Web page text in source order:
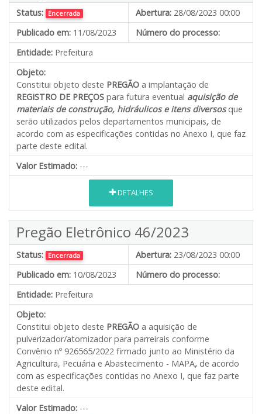
Status: Encerrada Abertura: 28/08/2023 00:00
Publicado em: 11/08/2023
Número do processo:
Entidade: Prefeitura
Objeto:
Constitui objeto deste PREGÃO a implantação de
REGISTRO DE PREÇOS para futura eventual aquisição de
materiais de construção, hidráulicos e itens diversosque
serão utilizados pelos departamentos municipais, de
acordo com as especificações contidas no Anexo I, que faz
parte deste edital.
Valor Estimado: ---
DETALHES
Pregão Eletrônico 46/2023
Status: Encerrada Abertura: 23/08/2023 00:00
Publicado em: 10/08/2023
Número do processo:
Entidade: Prefeitura
Objeto:
Constitui objeto deste PREGÃO a aquisição de
pulverizador/atomizador para parreirais conforme
Convênio nº 926565/2022 firmado junto ao Ministério da
Agricultura, Pecuária e Abastecimento - MAPA, de acordo
com as especificações contidas no Anexo I, que faz parte
deste edital.
Valor Estimado: ---